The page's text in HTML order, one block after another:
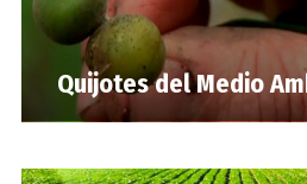
Quijotes del Medio